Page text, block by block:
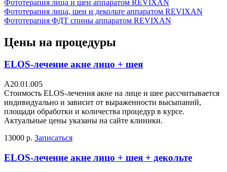
Фототерапия лица и шеи аппаратом REVIXAN
Фототерапия лица, шеи и декольте аппаратом REVIXAN
Фототерапия ФДТ спины аппаратом REVIXAN
Цены на процедуры
ELOS-лечение акне лицо + шея
A20.01.005
Стоимость ELOS-лечения акне на лице и шее рассчитывается
индивидуально и зависит от выраженности высыпаний,
площади обработки и количества процедур в курсе.
Актуальные цены указаны на сайте клиники.
13000 р. Записаться
ELOS-лечение акне лицо + шея + декольте